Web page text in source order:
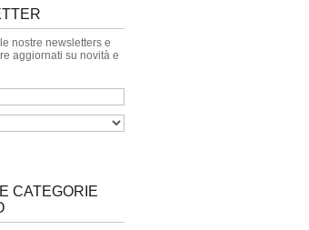
nostre newsletters e
aggiornati su novità e
CATEGORIE